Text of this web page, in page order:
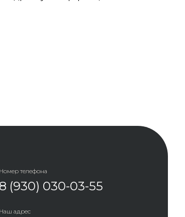
Номер телефона
8 (930) 030-03-55
Наш адрес